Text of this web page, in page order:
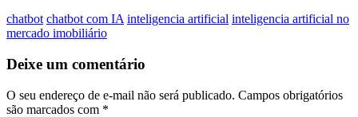
chatbot chatbot com IA inteligencia artificial inteligencia artificial no
mercado imobiliário
Deixe um comentário
O seu endereço de e-mail não será publicado. Campos obrigatórios
são marcados com *